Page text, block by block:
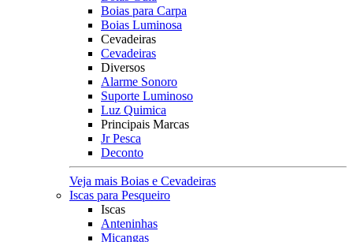
Boias para Carpa
Boias Luminosa
Cevadeiras
Cevadeiras
Diversos
Alarme Sonoro
Suporte Luminoso
Luz Quimica
Principais Marcas
Jr Pesca
Deconto
Veja mais Boias e Cevadeiras
Iscas para Pesqueiro
Iscas
Anteninhas
Miçangas